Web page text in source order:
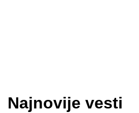
Najnovije vesti